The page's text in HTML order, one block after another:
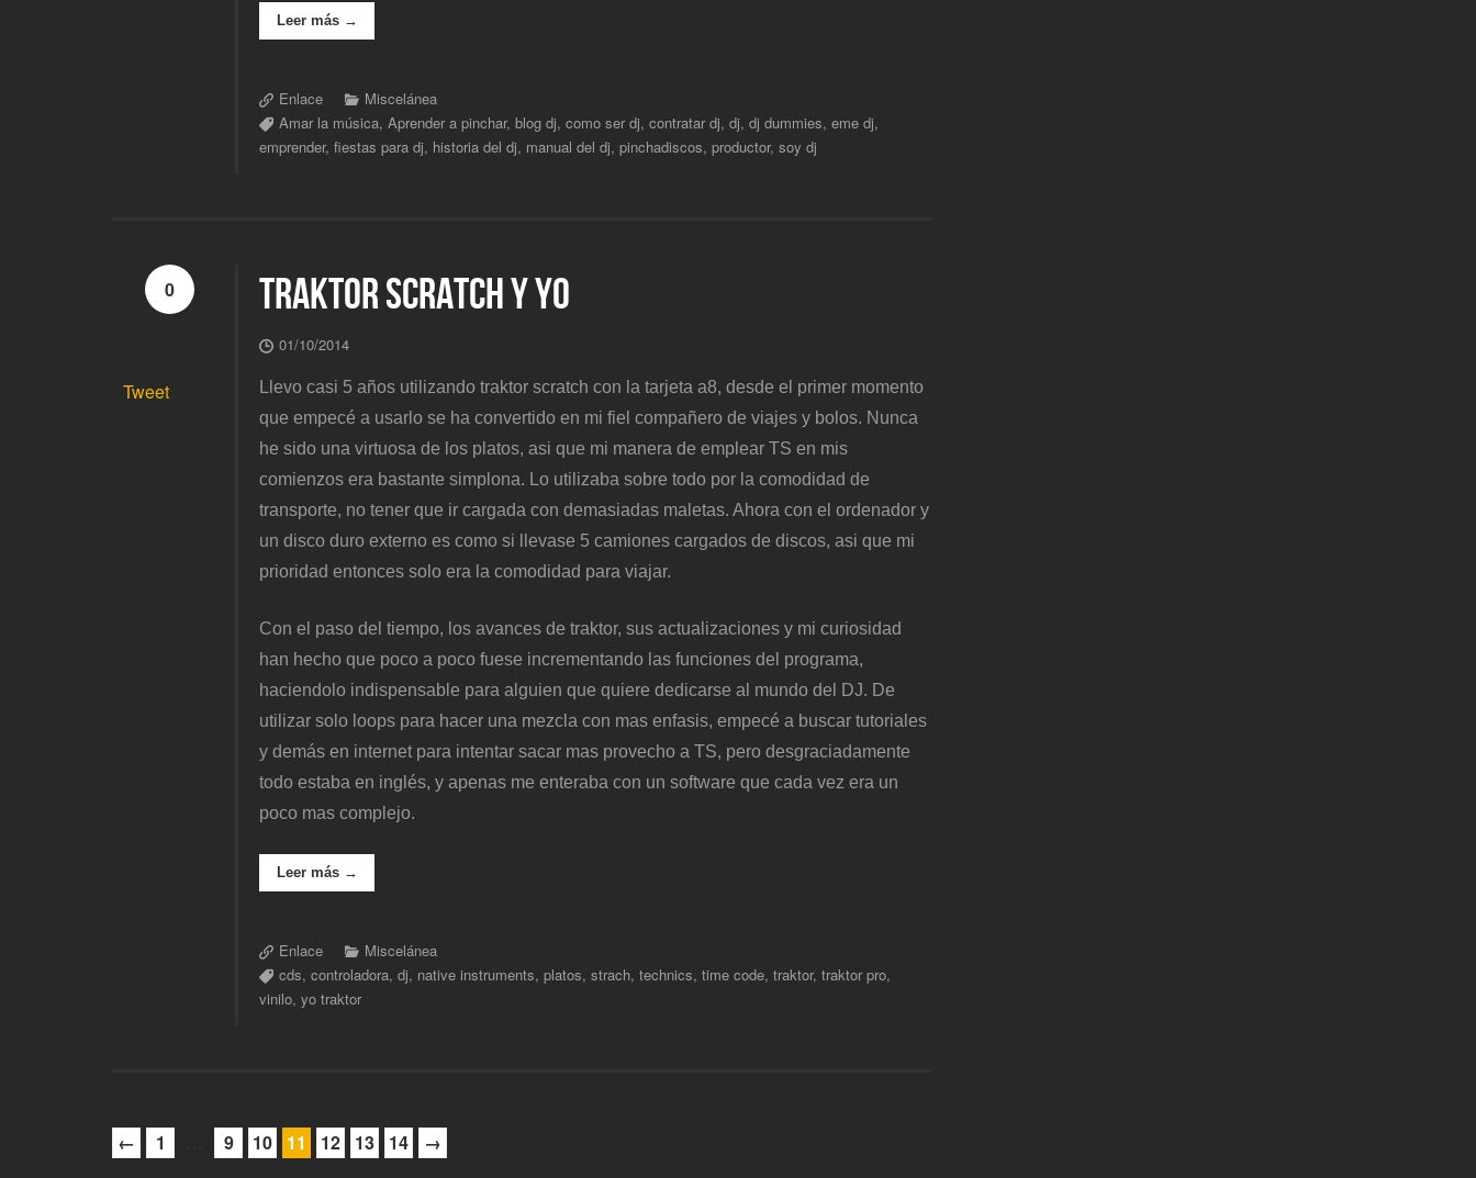
Leer más →
Enlace
Miscelánea
Amar la música,Aprender a pinchar,blog dj,como ser dj,contratar dj,dj,dj dummies,eme dj,
emprender,fiestas para dj, historia del dj, manual del dj,pinchadiscos,productor,soy dj
0
Tweet
TRAKTOR SCRATCH Y YO
01/10/2014
Llevo casi 5 años utilizando traktor scratch con la tarjeta a8, desde el primer momento
que empecé a usarlo se ha convertido en mi fiel compañero de viajes y bolos. Nunca
he sido una virtuosa de los platos, asi que mi manera de emplear TS en mis
comienzos era bastante simplona. Lo utilizaba sobre todo por la comodidad de
transporte, no tener que ir cargada con demasiadas maletas. Ahora con el ordenador y
un disco duro externo es como si llevase 5 camiones cargados de discos, asi que mi
prioridad entonces solo era la comodidad para viajar.
Con el paso del tiempo, los avances de traktor, sus actualizaciones y mi curiosidad
han hecho que poco a poco fuese incrementando las funciones del programa,
haciendolo indispensable para alguien que quiere dedicarse al mundo del DJ. De
utilizar solo loops para hacer una mezcla con mas enfasis, empecé a buscar tutoriales
y demás en internet para intentar sacar mas provecho a TS, pero desgraciadamente
todo estaba en inglés, y apenas me enteraba con un software que cada vez era un
poco mas complejo.
Leer más →
Enlace
Miscelánea
cds,controladora,dj, native instruments,platos,strach,technics,time code,traktor,traktor pro,
vinilo,yo traktor
← 1 9 10 11 12 13 14 →